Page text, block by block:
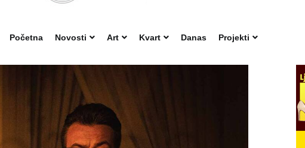
Početna
Novosti Art Kvart Danas Projekti